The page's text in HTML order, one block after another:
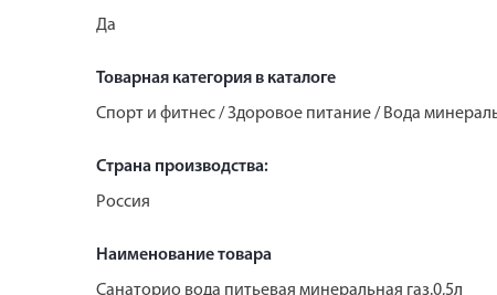
Да
Товарная категория в каталоге
Спорт и фитнес / Здоровое питание / Вода
Страна производства:
Россия
Наименование товара
Санаторио вода питьевая минеральная газ.0,5л